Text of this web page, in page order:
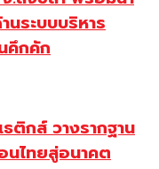
ระบบบริหาร
คึกคัก
ติกส์ วางรากฐาน
ไทยสู่อนาคต